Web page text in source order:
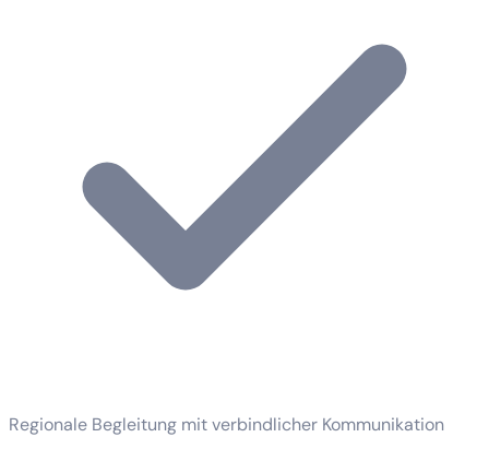
Regionale Begleitung mit verbindlicher Kommunikation